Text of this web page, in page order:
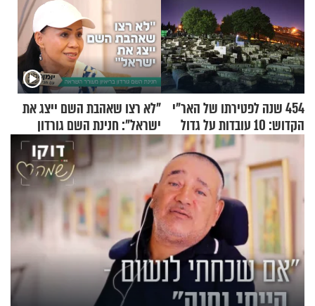
454 שנה לפטירתו של האר"י
הקדוש: 10 עובדות על גדול
מקובלי צפת
"לא רצו שאהבת השם ייצג את
ישראל": חנינת השם גורדון
בריאיון מעורר השראה